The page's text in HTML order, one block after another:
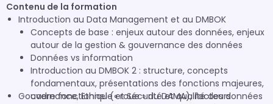
Contenu de la formation
Introduction au Data Management et au DMBOK
Concepts de base : enjeux autour des données, enjeux
autour de la gestion & gouvernance des données
Données vs information
Introduction au DMBOK 2 : structure, concepts
fondamentaux, présentations des fonctions majeures,
cadre fonctionnel (« roue » du DAMA), facteurs
Gouvernance, Ethique et Sécurité et qualité des données